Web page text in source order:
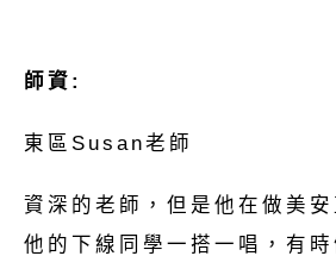
師資:
東區Susan老師
資深的老師，但是他在做美
他的下線同學一搭一唱，有